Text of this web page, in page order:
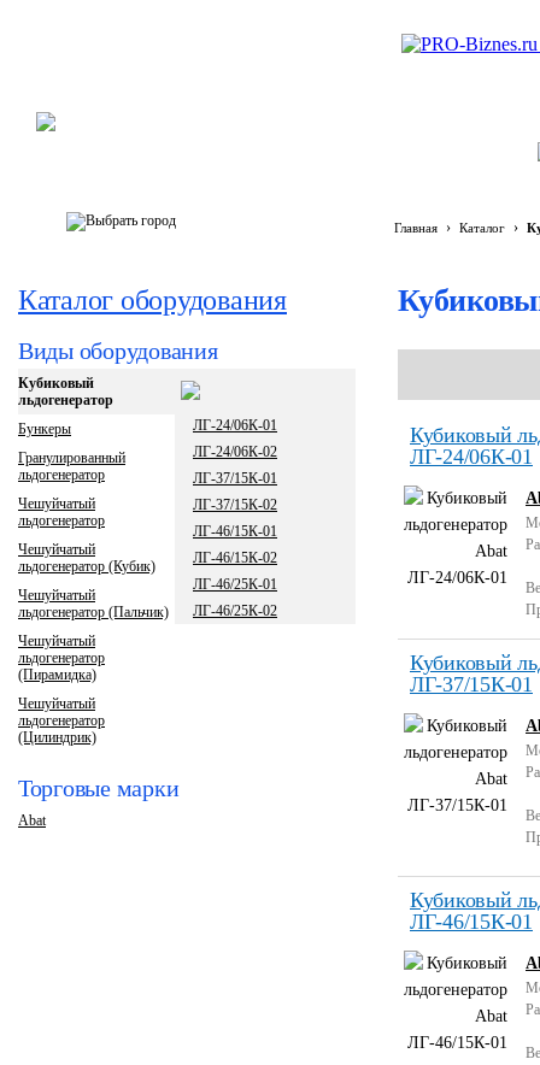
Главная › Каталог ›
Каталог оборудования
Виды оборудования
Кубиковый
льдогенератор
Бункеры
Гранулированный
льдогенератор
Чешуйчатый
льдогенератор
Чешуйчатый
льдогенератор (Кубик)
Чешуйчатый
льдогенератор (Пальчик)
Чешуйчатый
льдогенератор
(Пирамидка)
Чешуйчатый
льдогенератор
(Цилиндрик)
ЛГ-24/06К-01
ЛГ-24/06К-02
ЛГ-37/15К-01
ЛГ-37/15К-02
ЛГ-46/15К-01
ЛГ-46/15К-02
ЛГ-46/25К-01
ЛГ-46/25К-02
Торговые марки
Abat
Кубиковый
ЛГ-24/06К-01
Кубиковый
ЛГ-37/15К-01
Кубиковый
ЛГ-46/15К-01